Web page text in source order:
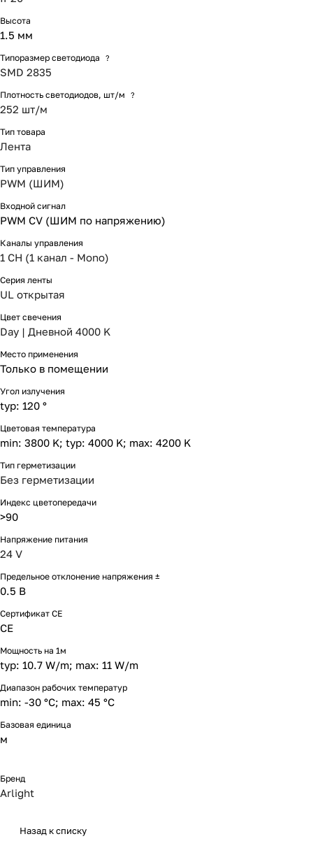
Высота
1.5 мм
Типоразмер светодиода ?
SMD 2835
Плотность светодиодов, шт/м ?
252 шт/м
Тип товара
Лента
Тип управления
PWM (ШИМ)
Входной сигнал
PWM СV (ШИМ по напряжению)
Каналы управления
1 CH (1 канал - Mono)
Серия ленты
UL открытая
Цвет свечения
Day | Дневной 4000 K
Место применения
Только в помещении
Угол излучения
typ: 120 °
Цветовая температура
min: 3800 K; typ: 4000 K; max: 4200 K
Тип герметизации
Без герметизации
Индекс цветопередачи
>90
Напряжение питания
24 V
Предельное отклонение напряжения ±
0.5 В
Сертификат CE
CE
Мощность на 1м
typ: 10.7 W/m; max: 11 W/m
Диапазон рабочих температур
min: -30 °C; max: 45 °C
Базовая единица
м
Бренд
Arlight
Назад к списку